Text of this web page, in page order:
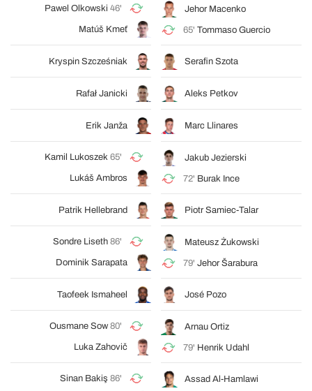
Pawel Olkowski 46'
Matúš Kmeť
Jehor Macenko
65' Tommaso Guercio
Kryspin Szcześniak Serafin Szota
Rafał Janicki Aleks Petkov
Erik Janža Marc Llinares
Kamil Lukoszek 65'
Lukáš Ambros
Jakub Jezierski
72' Burak Ince
Patrik Hellebrand Piotr Samiec-Talar
Sondre Liseth 86'
Dominik Sarapata
Mateusz Żukowski
79' Jehor Šarabura
Taofeek Ismaheel José Pozo
Ousmane Sow 80'
Luka Zahovič
Arnau Ortiz
79' Henrik Udahl
Sinan Bakiş 86' Assad Al-Hamlawi